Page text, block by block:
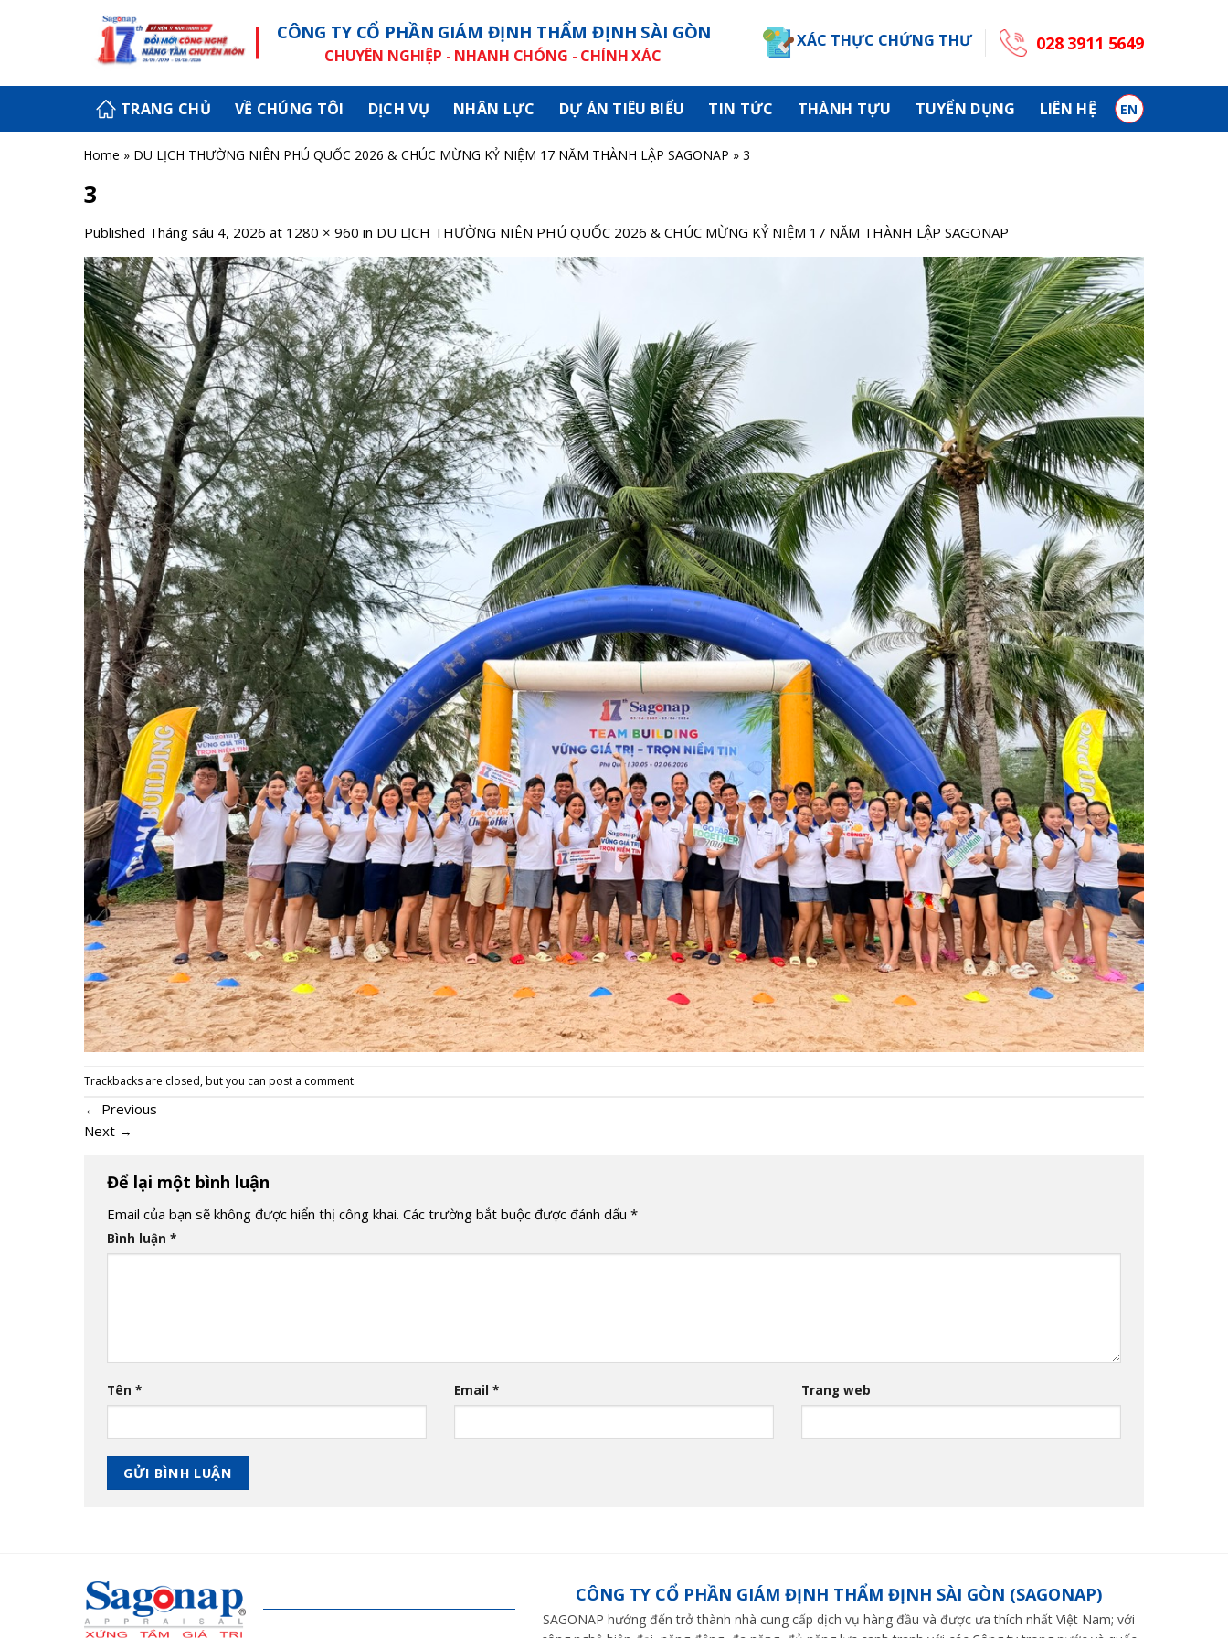
CÔNG TY CỔ PHẦN GIÁM ĐỊNH THẨM ĐỊNH SÀI GÒN
CHUYÊN NGHIỆP - NHANH CHÓNG - CHÍNH XÁC
XÁC THỰC CHỨNG THƯ 028 3911 5649
TRANG CHỦ VỀ CHÚNG TÔI DỊCH VỤ NHÂN LỰC DỰ ÁN TIÊU BIỂU TIN TỨC THÀNH TỰU TUYỂN DỤNG LIÊN HỆ EN
Home » DU LỊCH THƯỜNG NIÊN PHÚ QUỐC 2026 & CHÚC MỪNG KỶ NIỆM 17 NĂM THÀNH LẬP SAGONAP » 3
3
Published Tháng sáu 4, 2026 at 1280 × 960 in DU LỊCH THƯỜNG NIÊN PHÚ QUỐC 2026 & CHÚC MỪNG KỶ NIỆM 17 NĂM THÀNH LẬP SAGONAP
Trackbacks are closed, but you can post a comment.
← Previous
Next →
Để lại một bình luận
Email của bạn sẽ không được hiển thị công khai. Các trường bắt buộc được đánh dấu *
Bình luận *
Tên * Email * Trang web
CÔNG TY CỔ PHẦN GIÁM ĐỊNH THẨM ĐỊNH SÀI GÒN (SAGONAP)
SAGONAP hướng đến trở thành nhà cung cấp dịch vụ hàng đầu và được ưa thích nhất Việt Nam; với